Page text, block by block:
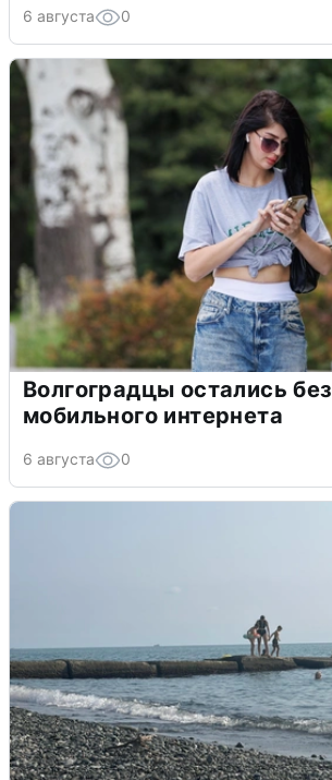
6 августа 0
Волгоградцы остались без
мобильного интернета
6 августа 0